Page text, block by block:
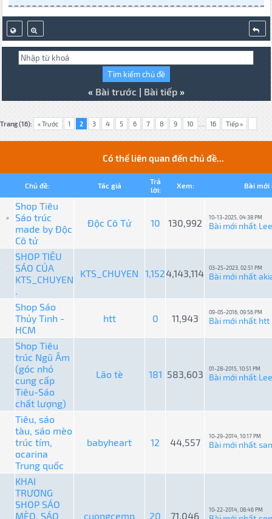
« Bài trước| Bài tiếp»
Trang (16): « Trước 1 2 3 4 5 6 7 8 9 10 ... 16 Tiếp »
Có thể liên quan đến chủ đề...
Chủ đề: Tác giả
Trả
lời:
Xem: Bài mới
Shop Tiêu
Sáo trúc
made by Độc
Cô tử
Độc Cô Tử 10 130,992 10-13-2025, 04:38 PM
Bài mới nhất:
SHOP TIÊU
SÁO CỦA
KTS_CHUYEN
.
KTS_CHUYEN 1,1524,143,114 03-25-2023, 02:51 PM
Bài mới nhất:
Shop Sáo
Thủy Tinh -
HCM
htt 0 11,943
09-05-2016, 09:56 PM
Bài mới nhất: htt
Shop Tiêu
trúc Ngũ Âm
(góc nhỏ
cung cấp
Tiêu-Sáo
chất lượng)
Lão tè 181 583,603 01-28-2015, 10:51 PM
Bài mới nhất:
Tiêu, sáo
tàu, sáo mèo
trúc tím,
ocarina
Trung quốc
babyheart 12 44,557
10-29-2014, 10:17 PM
Bài mới nhất:
KHAI
TRƯƠNG
SHOP SÁO
MÈO, SÁO
cuongcemp 20 71,046
10-22-2014, 08:46 PM